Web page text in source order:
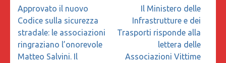
Navigazione
articoli
Approvato il nuovo
Codice sulla sicurezza
stradale: le associazioni
ringraziano l’onorevole
Matteo Salvini. Il
Il Ministero delle
Infrastrutture e dei
Trasporti risponde alla
lettera delle
Associazioni Vittime